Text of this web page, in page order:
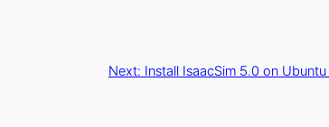
Next: Install IsaacSim 5.0 on